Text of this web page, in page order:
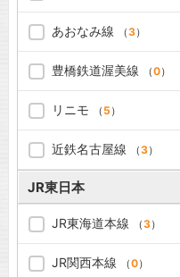
あおなみ線 （3）
豊橋鉄道渥美線 （0）
リニモ （ 5 ）
近鉄名古屋線 （3）
JR東日本
JR東海道本線 （3）
JR関西本線 （0）